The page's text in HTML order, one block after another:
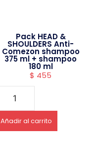
Pack HEAD &
SHOULDERS Anti-
Comezon shampoo
375 ml + shampoo
180 ml
$ 455
Añadir al carrito